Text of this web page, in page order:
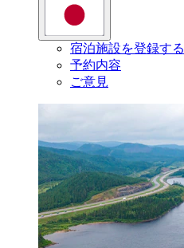
宿泊施設を登録する
予約内容
ご意見